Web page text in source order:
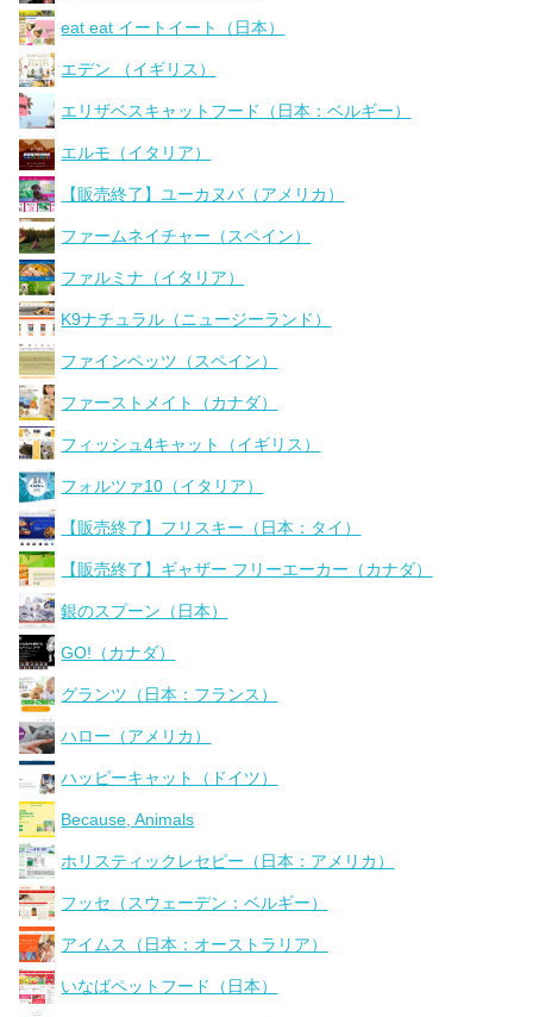
eat eat イートイート（日本）
エデン （イギリス）
エリザベスキャットフード（日本：ベルギー）
エルモ（イタリア）
【販売終了】ユーカヌバ（アメリカ）
ファームネイチャー（スペイン）
ファルミナ（イタリア）
K9ナチュラル（ニュージーランド）
ファインペッツ（スペイン）
ファーストメイト（カナダ）
フィッシュ4キャット（イギリス）
フォルツァ10（イタリア）
【販売終了】フリスキー（日本：タイ）
【販売終了】ギャザー フリーエーカー（カナダ）
銀のスプーン（日本）
GO!（カナダ）
グランツ（日本：フランス）
ハロー（アメリカ）
ハッピーキャット（ドイツ）
Because, Animals
ホリスティックレセピー（日本：アメリカ）
フッセ（スウェーデン：ベルギー）
アイムス（日本：オーストラリア）
いなばペットフード（日本）